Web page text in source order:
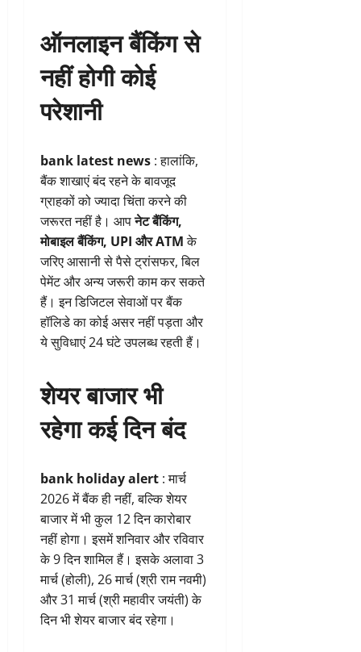
ऑनलाइन बैंकिंग से
नहीं होगी कोई
परेशानी
bank latest news : हालांकि,
बैंक शाखाएं बंद रहने के बावजूद
ग्राहकों को ज्यादा चिंता करने की
जरूरत नहीं है। आपनेट बैंकिंग,
मोबाइल बैंकिंग, UPI और ATMके
जरिए आसानी से पैसे ट्रांसफर, बिल
पेमेंट और अन्य जरूरी काम कर सकते
हैं। इन डिजिटल सेवाओं पर बैंक
हॉलिडे का कोई असर नहीं पड़ता और
ये सुविधाएं 24 घंटे उपलब्ध रहती हैं।
शेयर बाजार भी
रहेगा कई दिन बंद
bank holiday alert : मार्च
2026 में बैंक ही नहीं, बल्कि शेयर
बाजार में भी कुल 12 दिन कारोबार
नहीं होगा। इसमें शनिवार और रविवार
के 9 दिन शामिल हैं। इसके अलावा 3
मार्च (होली), 26 मार्च (श्री राम नवमी)
और 31 मार्च (श्री महावीर जयंती) के
दिन भी शेयर बाजार बंद रहेगा।